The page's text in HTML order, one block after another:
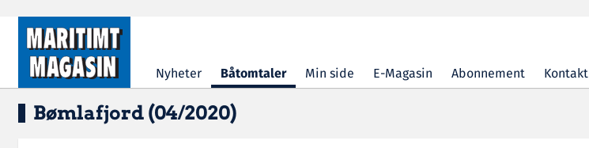
Hopp til hovedinnhold
Nyheter Båtomtaler Min side E-Magasin Abonnement Kontakt
Bømlafjord (04/2020)